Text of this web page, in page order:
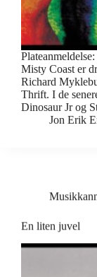
Misty Coast er
Richard
Thrift. I de
Dinosaur Jr og
Jon Erik
En liten juvel